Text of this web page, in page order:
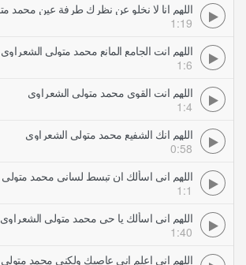
1:19
اللهم انت الجامع المانع محمد متولي الشعراوي
1:6
اللهم انت القوي محمد متولي الشعراوي
1:4
اللهم انك الشفيع محمد متولي الشعراوي
0:58
1:1
اللهم اني اسألك يا حي محمد متولي الشعراوي
1:40